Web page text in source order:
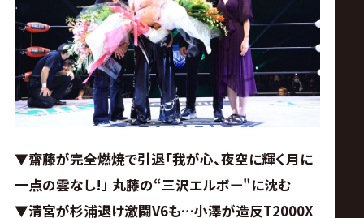
リ
ン
グ・
ノ
ア
▼齋藤が完全燃焼で引退「我が心、夜空に輝く月に
一点の雲なし!」 丸藤の“三沢エルボー"に沈む
▼清宮が杉浦退け激闘V6も…小澤が造反T2000X